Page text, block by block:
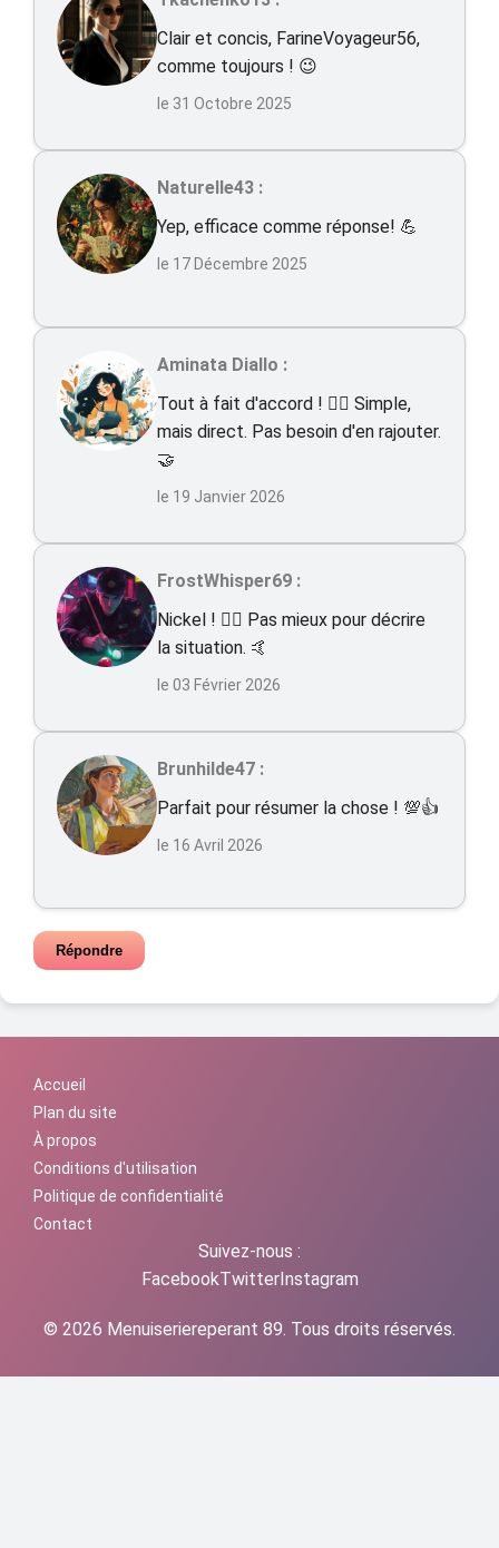
Clair et concis, FarineVoyageur56,
comme toujours ! 😉
le 31 Octobre 2025
Naturelle43 :
Yep, efficace comme réponse! 💪
le 17 Décembre 2025
Aminata Diallo :
Tout à fait d'accord ! 👍🏻 Simple,
mais direct. Pas besoin d'en rajouter.
🤝
le 19 Janvier 2026
FrostWhisper69 :
Nickel ! 👍🏻 Pas mieux pour décrire
la situation. 🤙
le 03 Février 2026
Brunhilde47 :
Parfait pour résumer la chose ! 💯👍
le 16 Avril 2026
Répondre
Accueil
Plan du site
À propos
Conditions d'utilisation
Politique de confidentialité
Contact
Suivez-nous :
FacebookTwitterInstagram
© 2026 Menuiseriereperant 89. Tous droits réservés.